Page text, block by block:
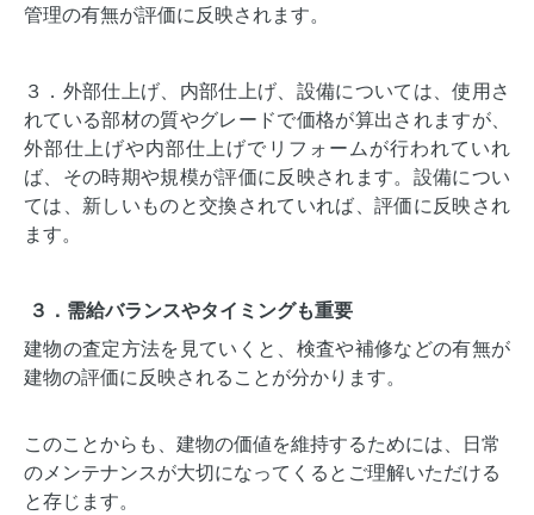
管理の有無が評価に反映されます。
３．外部仕上げ、内部仕上げ、設備については、使用さ
れている部材の質やグレードで価格が算出されますが、
外部仕上げや内部仕上げでリフォームが行われていれ
ば、その時期や規模が評価に反映されます。設備につい
ては、新しいものと交換されていれば、評価に反映され
ます。
３．需給バランスやタイミングも重要
建物の査定方法を見ていくと、検査や補修などの有無が
建物の評価に反映されることが分かります。
このことからも、建物の価値を維持するためには、日常
のメンテナンスが大切になってくるとご理解いただける
と存じます。